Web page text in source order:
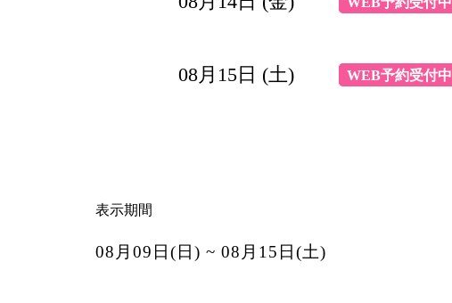
08月15日 (土) WEB予約受付中
表示期間
08月09日(日) ~ 08月15日(土)